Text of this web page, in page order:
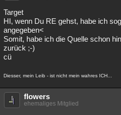
Target
HI, wenn Du RE gehst, habe ich
angegeben<
Somit, habe ich die Quelle schon
zurück ;-)
cü
Diesser, mein Leib - ist nicht mein wahres ICH...
flowers
ehemaliges Mitglied